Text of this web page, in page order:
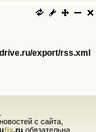
export/rss.xml
с сайта,
fix.ru обязательна